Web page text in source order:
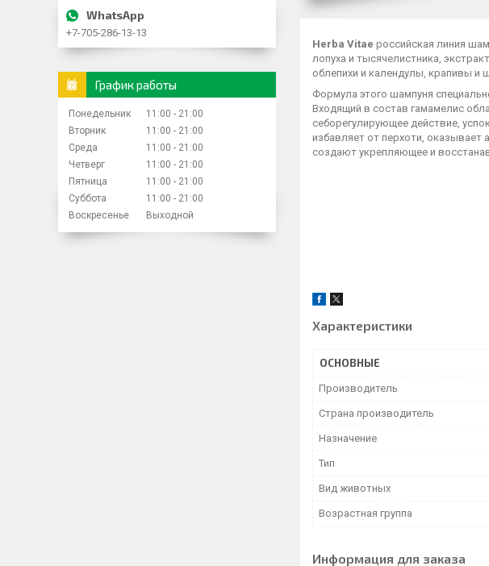
Herba Vitae российская линия
лопуха и тысячелистника,
облепихи и календулы, крапивы и
Формула этого шампуня
Входящий в состав гамамелис
себорегулирующее действие,
избавляет от перхоти,
создают укрепляющее и
Характеристики
ОСНОВНЫЕ
Производитель
Страна производитель
Назначение
Тип
Вид животных
Возрастная группа
Информация для заказа
+7-705-286-13-13
График работы
Понедельник 11:00
21:00
Вторник
11:00
21:00
Среда
11:00
21:00
Четверг
11:00
21:00
Пятница
11:00
21:00
Суббота
11:00
21:00
Воскресенье
Выходной